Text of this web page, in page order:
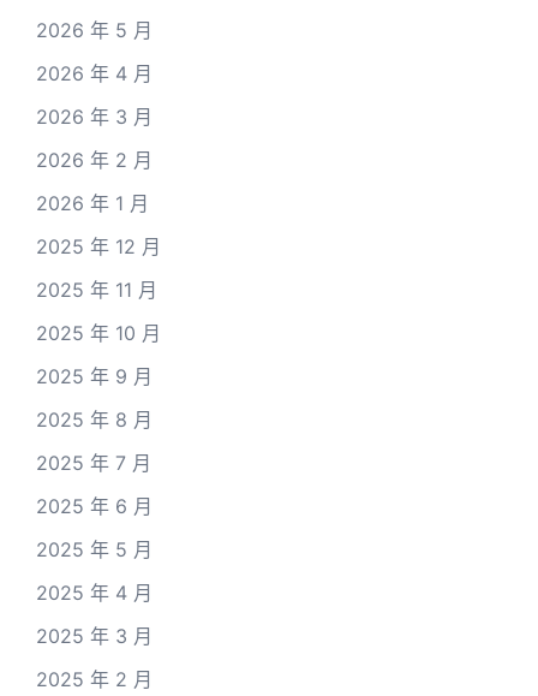
2026 年 5 月
2026 年 4 月
2026 年 3 月
2026 年 2 月
2026 年 1 月
2025 年 12 月
2025 年 11 月
2025 年 10 月
2025 年 9 月
2025 年 8 月
2025 年 7 月
2025 年 6 月
2025 年 5 月
2025 年 4 月
2025 年 3 月
2025 年 2 月